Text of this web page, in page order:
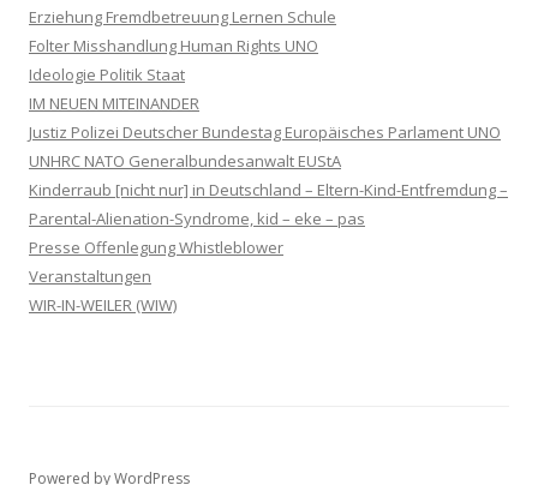
Erziehung Fremdbetreuung Lernen Schule
Folter Misshandlung Human Rights UNO
Ideologie Politik Staat
IM NEUEN MITEINANDER
Justiz Polizei Deutscher Bundestag Europäisches Parlament UNO
UNHRC NATO Generalbundesanwalt EUStA
Kinderraub [nicht nur] in Deutschland – Eltern-Kind-Entfremdung –
Parental-Alienation-Syndrome, kid – eke – pas
Presse Offenlegung Whistleblower
Veranstaltungen
WIR-IN-WEILER (WIW)
Powered by WordPress